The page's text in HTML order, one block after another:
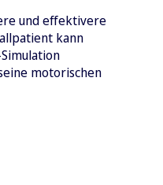
und effektivere
kann
motorischen